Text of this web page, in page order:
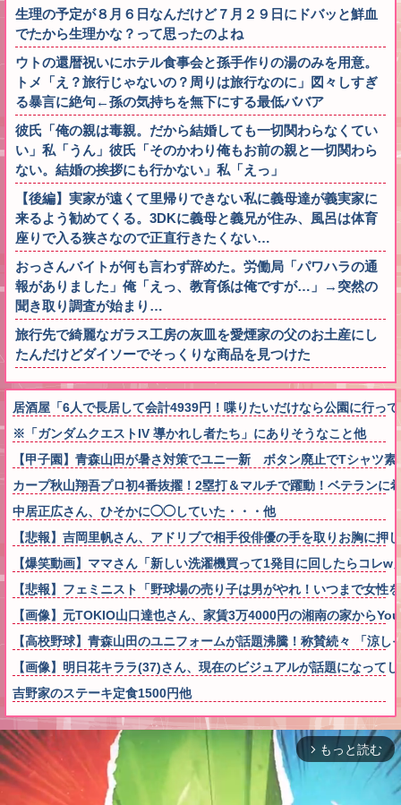
生理の予定が８月６日なんだけど７月２９日にドバッと鮮血
でたから生理かな？って思ったのよね
ウトの還暦祝いにホテル食事会と孫手作りの湯のみを用意。
トメ「え？旅行じゃないの？周りは旅行なのに」図々しすぎ
る暴言に絶句←孫の気持ちを無下にする最低ババア
彼氏「俺の親は毒親。だから結婚しても一切関わらなくてい
い」私「うん」彼氏「そのかわり俺もお前の親と一切関わら
ない。結婚の挨拶にも行かない」私「えっ」
【後編】実家が遠くて里帰りできない私に義母達が義実家に
来るよう勧めてくる。3DKに義母と義兄が住み、風呂は体育
座りで入る狭さなので正直行きたくない…
おっさんバイトが何も言わず辞めた。労働局「パワハラの通
報がありました」俺「えっ、教育係は俺ですが…」→突然の
聞き取り調査が始まり…
旅行先で綺麗なガラス工房の灰皿を愛煙家の父のお土産にし
たんだけどダイソーでそっくりな商品を見つけた
居酒屋「6人で長居して会計4939円！喋りたいだけなら公園に行っ
※「ガンダムクエストIV 導かれし者たち」にありそうなこと他
【甲子園】青森山田が暑さ対策でユニ一新 ボタン廃止でTシャツ
カープ秋山翔吾プロ初4番抜擢！2塁打＆マルチで躍動！ベテランに
中居正広さん、ひそかに◯◯していた・・・他
【悲報】吉岡里帆さん、アドリブで相手役俳優の手を取りお胸に押
【爆笑動画】ママさん「新しい洗濯機買って1発目に回したらコ
【悲報】フェミニスト「野球場の売り子は男がやれ！いつまで女性
【画像】元TOKIO山口達也さん、家賃3万4000円の湘南の家から
【高校野球】青森山田のユニフォームが話題沸騰！称賛続々 「涼
【画像】明日花キララ(37)さん、現在のビジュアルが話題になって
吉野家のステーキ定食1500円他
arrow_forward_ios もっと読む